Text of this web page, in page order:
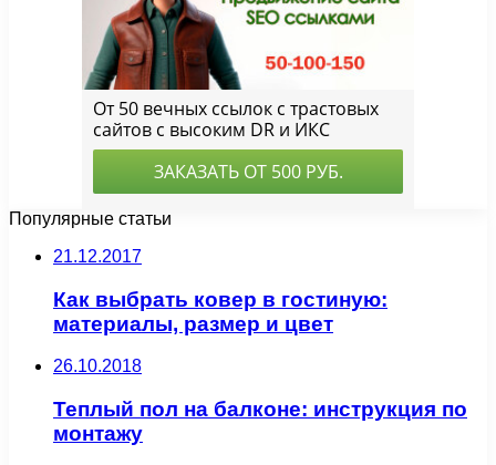
Популярные статьи
21.12.2017
Как выбрать ковер в гостиную:
материалы, размер и цвет
26.10.2018
Теплый пол на балконе: инструкция по
монтажу